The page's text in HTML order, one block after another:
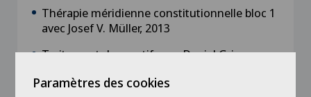
Thérapie méridienne constitutionnelle bloc 1
avec Josef V. Müller, 2013
Traitement du sportif avec Daniel Griesser,
Paramètres des cookies